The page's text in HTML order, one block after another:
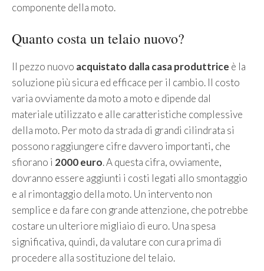
componente della moto.
Quanto costa un telaio nuovo?
Il pezzo nuovo acquistato dalla casa produttrice è la
soluzione più sicura ed efficace per il cambio. Il costo
varia ovviamente da moto a moto e dipende dal
materiale utilizzato e alle caratteristiche complessive
della moto. Per moto da strada di grandi cilindrata si
possono raggiungere cifre davvero importanti, che
sfiorano i 2000 euro. A questa cifra, ovviamente,
dovranno essere aggiunti i costi legati allo smontaggio
e al rimontaggio della moto. Un intervento non
semplice e da fare con grande attenzione, che potrebbe
costare un ulteriore migliaio di euro. Una spesa
significativa, quindi, da valutare con cura prima di
procedere alla sostituzione del telaio.